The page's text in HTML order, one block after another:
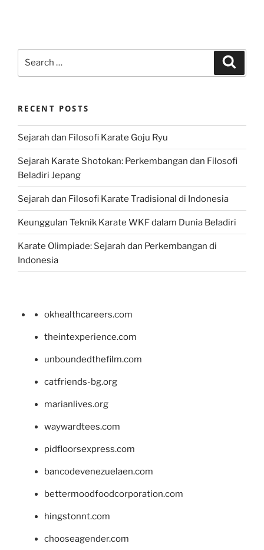
RECENT POSTS
Sejarah dan Filosofi Karate Goju Ryu
Sejarah Karate Shotokan: Perkembangan dan Filosofi
Beladiri Jepang
Sejarah dan Filosofi Karate Tradisional di Indonesia
Keunggulan Teknik Karate WKF dalam Dunia Beladiri
Karate Olimpiade: Sejarah dan Perkembangan di
Indonesia
okhealthcareers.com
theintexperience.com
unboundedthefilm.com
catfriends-bg.org
marianlives.org
waywardtees.com
pidfloorsexpress.com
bancodevenezuelaen.com
bettermoodfoodcorporation.com
hingstonnt.com
chooseagender.com